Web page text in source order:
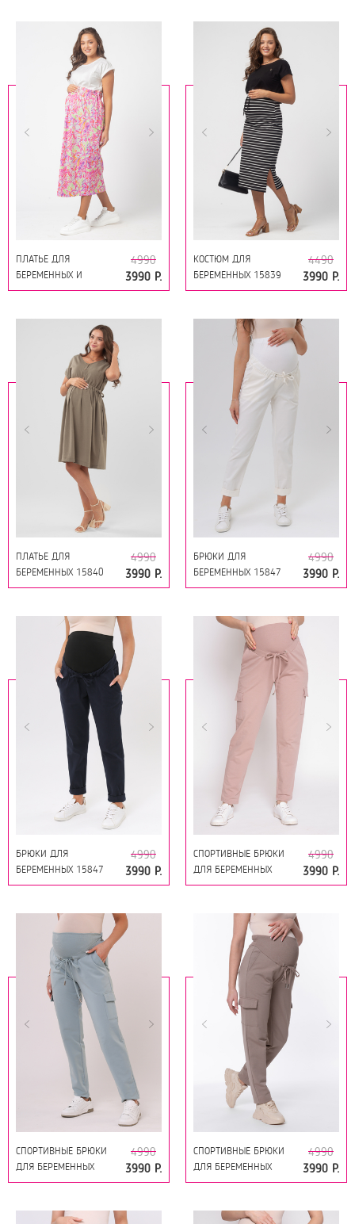
ПЛАТЬЕ ДЛЯ
БЕРЕМЕННЫХ И
КОРМЯЩИХ 15572
4990
3990 Р.
КОСТЮМ ДЛЯ
БЕРЕМЕННЫХ 15839
ЧЕРНЫЙ
4490
3990 Р.
ПЛАТЬЕ ДЛЯ
БЕРЕМЕННЫХ 15840
ОЛИВКОВЫЙ
4990
3990 Р.
БРЮКИ ДЛЯ
БЕРЕМЕННЫХ 15847
МОЛОЧНЫЙ
4990
3990 Р.
БРЮКИ ДЛЯ
БЕРЕМЕННЫХ 15847
Т.СИНИЙ
4990
3990 Р.
СПОРТИВНЫЕ БРЮКИ
ДЛЯ БЕРЕМЕННЫХ
15863 БЕЖЕВЫЙ
4990
3990 Р.
СПОРТИВНЫЕ БРЮКИ
ДЛЯ БЕРЕМЕННЫХ
15863 МЯТА
4990
3990 Р.
СПОРТИВНЫЕ БРЮКИ
ДЛЯ БЕРЕМЕННЫХ
15863 КОРИЧНЕВЫЙ
4990
3990 Р.